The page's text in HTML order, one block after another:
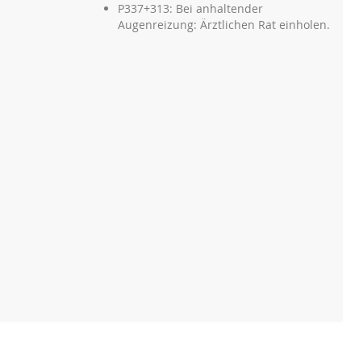
P337+313: Bei anhaltender
Augenreizung: Ärztlichen Rat einholen.